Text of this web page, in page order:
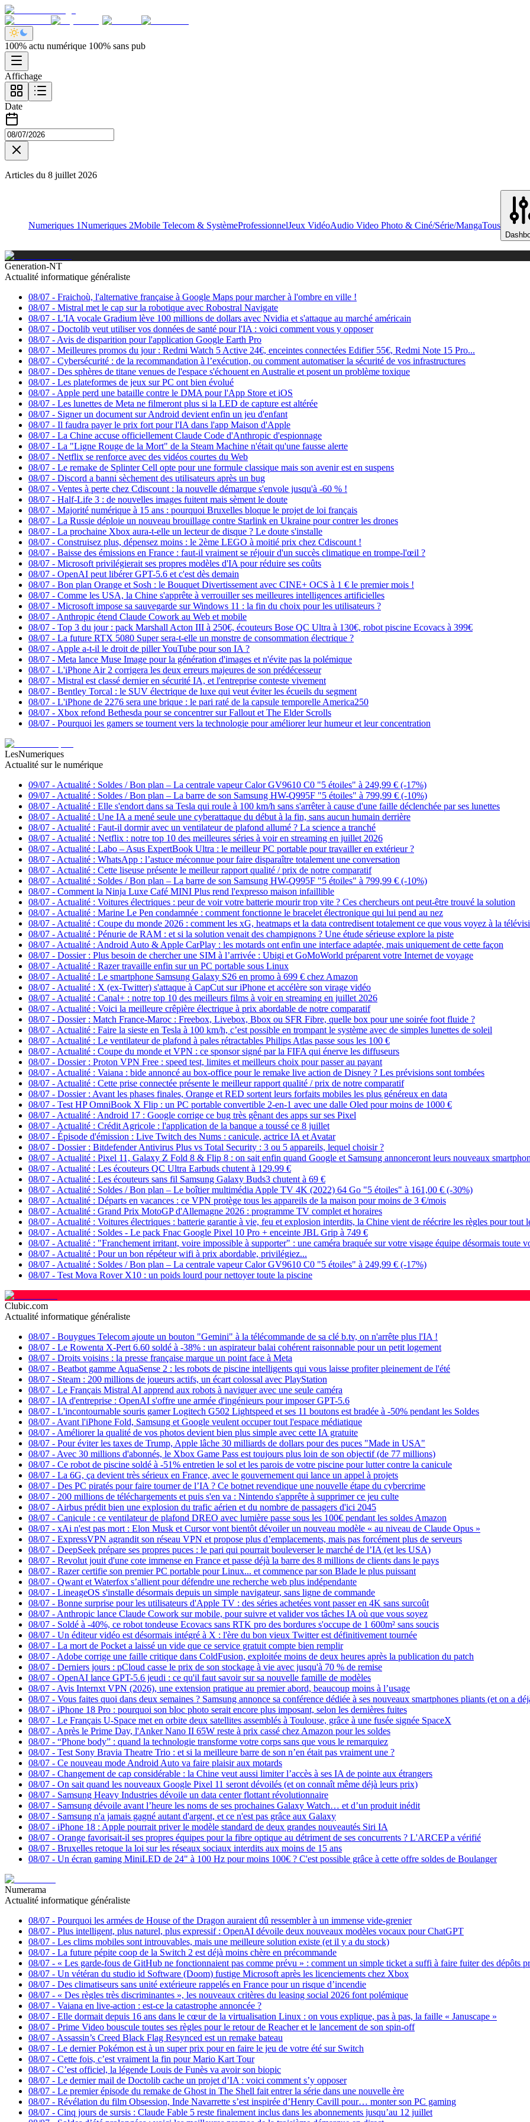
100% actu numérique 100% sans pub
Affichage
Date
Articles du 8 juillet 2026
Numeriques 1Numeriques 2Mobile Telecom & SystèmeProfessionnelJeux VidéoAudio Video Photo & Ciné/Série/MangaTous
Generation-NT
Actualité informatique généraliste
08/07 - Fraichoù, l'alternative française à Google Maps pour marcher à l'ombre en ville !
08/07 - Mistral met le cap sur la robotique avec Robostral Navigate
08/07 - L'IA vocale Gradium lève 100 millions de dollars avec Nvidia et s'attaque au marché américain
08/07 - Doctolib veut utiliser vos données de santé pour l'IA : voici comment vous y opposer
08/07 - Avis de disparition pour l'application Google Earth Pro
08/07 - Meilleures promos du jour : Redmi Watch 5 Active 24€, enceintes connectées Edifier 55€, Redmi Note 15 Pro...
08/07 - Cybersécurité : de la recommandation à l’exécution, ou comment automatiser la sécurité de vos infrastructures
08/07 - Des sphères de titane venues de l'espace s'échouent en Australie et posent un problème toxique
08/07 - Les plateformes de jeux sur PC ont bien évolué
08/07 - Apple perd une bataille contre le DMA pour l'App Store et iOS
08/07 - Les lunettes de Meta ne filmeront plus si la LED de capture est altérée
08/07 - Signer un document sur Android devient enfin un jeu d'enfant
08/07 - Il faudra payer le prix fort pour l'IA dans l'app Maison d'Apple
08/07 - La Chine accuse officiellement Claude Code d'Anthropic d'espionnage
08/07 - La "Ligne Rouge de la Mort" de la Steam Machine n'était qu'une fausse alerte
08/07 - Netflix se renforce avec des vidéos courtes du Web
08/07 - Le remake de Splinter Cell opte pour une formule classique mais son avenir est en suspens
08/07 - Discord a banni sèchement des utilisateurs après un bug
08/07 - Ventes à perte chez Cdiscount : la nouvelle démarque s'envole jusqu'à -60 % !
08/07 - Half-Life 3 : de nouvelles images fuitent mais sèment le doute
08/07 - Majorité numérique à 15 ans : pourquoi Bruxelles bloque le projet de loi français
08/07 - La Russie déploie un nouveau brouillage contre Starlink en Ukraine pour contrer les drones
08/07 - La prochaine Xbox aura-t-elle un lecteur de disque ? Le doute s'installe
08/07 - Construisez plus, dépensez moins : le 2ème LEGO à moitié prix chez Cdiscount !
08/07 - Baisse des émissions en France : faut-il vraiment se réjouir d'un succès climatique en trompe-l'œil ?
08/07 - Microsoft privilégierait ses propres modèles d'IA pour réduire ses coûts
08/07 - OpenAI peut libérer GPT-5.6 et c'est dès demain
08/07 - Bon plan Orange et Sosh : le Bouquet Divertissement avec CINE+ OCS à 1 € le premier mois !
08/07 - Comme les USA, la Chine s'apprête à verrouiller ses meilleures intelligences artificielles
08/07 - Microsoft impose sa sauvegarde sur Windows 11 : la fin du choix pour les utilisateurs ?
08/07 - Anthropic étend Claude Cowork au Web et mobile
08/07 - Top 3 du jour : pack Marshall Acton III à 250€, écouteurs Bose QC Ultra à 130€, robot piscine Ecovacs à 399€
08/07 - La future RTX 5080 Super sera-t-elle un monstre de consommation électrique ?
08/07 - Apple a-t-il le droit de piller YouTube pour son IA ?
08/07 - Meta lance Muse Image pour la génération d'images et n'évite pas la polémique
08/07 - L'iPhone Air 2 corrigera les deux erreurs majeures de son prédécesseur
08/07 - Mistral est classé dernier en sécurité IA, et l'entreprise conteste vivement
08/07 - Bentley Torcal : le SUV électrique de luxe qui veut éviter les écueils du segment
08/07 - L'iPhone de 2276 sera une brique : le pari raté de la capsule temporelle America250
08/07 - Xbox refond Bethesda pour se concentrer sur Fallout et The Elder Scrolls
08/07 - Pourquoi les gamers se tournent vers la technologie pour améliorer leur humeur et leur concentration
LesNumeriques
Actualité sur le numérique
09/07 - Actualité : Soldes / Bon plan – La centrale vapeur Calor GV9610 C0 "5 étoiles" à 249,99 € (-17%)
09/07 - Actualité : Soldes / Bon plan – La barre de son Samsung HW-Q995F "5 étoiles" à 799,99 € (-10%)
08/07 - Actualité : Elle s'endort dans sa Tesla qui roule à 100 km/h sans s'arrêter à cause d'une faille déclenchée par ses lunettes
08/07 - Actualité : Une IA a mené seule une cyberattaque du début à la fin, sans aucun humain derrière
08/07 - Actualité : Faut-il dormir avec un ventilateur de plafond allumé ? La science a tranché
08/07 - Actualité : Netflix : notre top 10 des meilleures séries à voir en streaming en juillet 2026
08/07 - Actualité : Labo – Asus ExpertBook Ultra : le meilleur PC portable pour travailler en extérieur ?
08/07 - Actualité : WhatsApp : l’astuce méconnue pour faire disparaître totalement une conversation
08/07 - Actualité : Cette liseuse présente le meilleur rapport qualité / prix de notre comparatif
08/07 - Actualité : Soldes / Bon plan – La barre de son Samsung HW-Q995F "5 étoiles" à 799,99 € (-10%)
08/07 - Comment la Ninja Luxe Café MINI Plus rend l'expresso maison infaillible
08/07 - Actualité : Voitures électriques : peur de voir votre batterie mourir trop vite ? Ces chercheurs ont peut-être trouvé la solution
08/07 - Actualité : Marine Le Pen condamnée : comment fonctionne le bracelet électronique qui lui pend au nez
08/07 - Actualité : Coupe du monde 2026 : comment les xG, heatmaps et la data contredisent totalement ce que vous voyez à la
08/07 - Actualité : Pénurie de RAM : et si la solution venait des champignons ? Une étude sérieuse explore la piste
08/07 - Actualité : Android Auto & Apple CarPlay : les motards ont enfin une interface adaptée, mais uniquement de cette façon
08/07 - Dossier : Plus besoin de chercher une SIM à l’arrivée : Ubigi et GoMoWorld préparent votre Internet de voyage
08/07 - Actualité : Razer travaille enfin sur un PC portable sous Linux
08/07 - Actualité : Le smartphone Samsung Galaxy S26 en promo à 699 € chez Amazon
08/07 - Actualité : X (ex-Twitter) s'attaque à CapCut sur iPhone et accélère son virage vidéo
08/07 - Actualité : Canal+ : notre top 10 des meilleurs films à voir en streaming en juillet 2026
08/07 - Actualité : Voici la meilleure crêpière électrique à prix abordable de notre comparatif
08/07 - Dossier : Match France-Maroc : Freebox, Livebox, Bbox ou SFR Fibre, quelle box pour une soirée foot fluide ?
08/07 - Actualité : Faire la sieste en Tesla à 100 km/h, c’est possible en trompant le système avec de simples lunettes de soleil
08/07 - Actualité : Le ventilateur de plafond à pales rétractables Philips Atlas passe sous les 100 €
08/07 - Actualité : Coupe du monde et VPN : ce sponsor signé par la FIFA qui énerve les diffuseurs
08/07 - Dossier : Proton VPN Free : speed test, limites et meilleurs choix pour passer au payant
08/07 - Actualité : Vaiana : bide annoncé au box-office pour le remake live action de Disney ? Les prévisions sont tombées
08/07 - Actualité : Cette prise connectée présente le meilleur rapport qualité / prix de notre comparatif
08/07 - Dossier : Avant les phases finales, Orange et RED sortent leurs forfaits mobiles les plus généreux en data
08/07 - Test HP OmniBook X Flip : un PC portable convertible 2-en-1 avec une dalle Oled pour moins de 1000 €
08/07 - Actualité : Android 17 : Google corrige ce bug très gênant des apps sur ses Pixel
08/07 - Actualité : Crédit Agricole : l'application de la banque a toussé ce 8 juillet
08/07 - Épisode d'émission : Live Twitch des Nums : canicule, actrice IA et Avatar
08/07 - Dossier : Bitdefender Antivirus Plus vs Total Security : 3 ou 5 appareils, lequel choisir ?
08/07 - Actualité : Pixel 11, Galaxy Z Fold 8 & Flip 8 : on sait enfin quand Google et Samsung annonceront leurs nouveaux
08/07 - Actualité : Les écouteurs QC Ultra Earbuds chutent à 129.99 €
08/07 - Actualité : Les écouteurs sans fil Samsung Galaxy Buds3 chutent à 69 €
08/07 - Actualité : Soldes / Bon plan – Le boîtier multimédia Apple TV 4K (2022) 64 Go "5 étoiles" à 161,00 € (-30%)
08/07 - Actualité : Départs en vacances : ce VPN protège tous les appareils de la maison pour moins de 3 €/mois
08/07 - Actualité : Grand Prix MotoGP d'Allemagne 2026 : programme TV complet et horaires
08/07 - Actualité : Voitures électriques : batterie garantie à vie, feu et explosion interdits, la Chine vient de réécrire les règles pour tout
08/07 - Actualité : Soldes - Le pack Fnac Google Pixel 10 Pro + enceinte JBL Grip à 749 €
08/07 - Actualité : "Franchement irritant, voire impossible à supporter" : une caméra braquée sur votre visage équipe désormais toute
08/07 - Actualité : Pour un bon répéteur wifi à prix abordable, privilégiez...
08/07 - Actualité : Soldes / Bon plan – La centrale vapeur Calor GV9610 C0 "5 étoiles" à 249,99 € (-17%)
08/07 - Test Mova Rover X10 : un poids lourd pour nettoyer toute la piscine
Clubic.com
Actualité informatique généraliste
08/07 - Bouygues Telecom ajoute un bouton "Gemini" à la télécommande de sa clé b.tv, on n'arrête plus l'IA !
08/07 - Le Rowenta X-Pert 6.60 soldé à -38% : un aspirateur balai cohérent raisonnable pour un petit logement
08/07 - Droits voisins : la presse française marque un point face à Meta
08/07 - Beatbot gamme AquaSense 2 : les robots de piscine intelligents qui vous laisse profiter pleinement de l'été
08/07 - Steam : 200 millions de joueurs actifs, un écart colossal avec PlayStation
08/07 - Le Français Mistral AI apprend aux robots à naviguer avec une seule caméra
08/07 - IA d'entreprise : OpenAI s'offre une armée d'ingénieurs pour imposer GPT-5.6
08/07 - L'incontournable souris gamer Logitech G502 Lightspeed et ses 11 boutons est bradée à -50% pendant les Soldes
08/07 - Avant l'iPhone Fold, Samsung et Google veulent occuper tout l'espace médiatique
08/07 - Améliorer la qualité de vos photos devient bien plus simple avec cette IA gratuite
08/07 - Pour éviter les taxes de Trump, Apple lâche 30 milliards de dollars pour des puces "Made in USA"
08/07 - Avec 30 millions d'abonnés, le Xbox Game Pass est toujours plus loin de son objectif (de 77 millions)
08/07 - Ce robot de piscine soldé à -51% entretien le sol et les parois de votre piscine pour lutter contre la canicule
08/07 - La 6G, ça devient très sérieux en France, avec le gouvernement qui lance un appel à projets
08/07 - Des PC piratés pour faire tourner de l’IA ? Ce botnet revendique une nouvelle étape du cybercrime
08/07 - 200 millions de téléchargements et puis s'en va : Nintendo s'apprête à supprimer ce jeu culte
08/07 - Airbus prédit bien une explosion du trafic aérien et du nombre de passagers d'ici 2045
08/07 - Canicule : ce ventilateur de plafond DREO avec lumière passe sous les 100€ pendant les soldes Amazon
08/07 - xAi n'est pas mort : Elon Musk et Cursor vont bientôt dévoiler un nouveau modèle « au niveau de Claude Opus »
08/07 - ExpressVPN agrandit son réseau VPN et propose plus d’emplacements, mais pas forcément plus de serveurs
08/07 - DeepSeek prépare ses propres puces : le pari qui pourrait bouleverser le marché de l’IA (et les USA)
08/07 - Revolut jouit d'une cote immense en France et passe déjà la barre des 8 millions de clients dans le pays
08/07 - Razer certifie son premier PC portable pour Linux... et commence par son Blade le plus puissant
08/07 - Qwant et Waterfox s’allient pour défendre une recherche web plus indépendante
08/07 - LineageOS s'installe désormais depuis un simple navigateur, sans ligne de commande
08/07 - Bonne surprise pour les utilisateurs d'Apple TV : des séries achetées vont passer en 4K sans surcoût
08/07 - Anthropic lance Claude Cowork sur mobile, pour suivre et valider vos tâches IA où que vous soyez
08/07 - Soldé à -40%, ce robot tondeuse Ecovacs sans RTK pro des bordures s'occupe de 1 600m² sans soucis
08/07 - Un éditeur vidéo est désormais intégré à X : l'ère du bon vieux Twitter est définitivement tournée
08/07 - La mort de Pocket a laissé un vide que ce service gratuit compte bien remplir
08/07 - Adobe corrige une faille critique dans ColdFusion, exploitée moins de deux heures après la publication du patch
08/07 - Derniers jours : pCloud casse le prix de son stockage à vie avec jusqu'à 70 % de remise
08/07 - OpenAI lance GPT-5.6 jeudi : ce qu'il faut savoir sur sa nouvelle famille de modèles
08/07 - Avis Internxt VPN (2026), une extension pratique au premier abord, beaucoup moins à l’usage
08/07 - Vous faites quoi dans deux semaines ? Samsung annonce sa conférence dédiée à ses nouveaux smartphones pliants (et on a
08/07 - iPhone 18 Pro : pourquoi son bloc photo serait encore plus imposant, selon les dernières fuites
08/07 - Le Français U-Space met en orbite deux satellites assemblés à Toulouse, grâce à une fusée signée SpaceX
08/07 - Après le Prime Day, l'Anker Nano II 65W reste à prix cassé chez Amazon pour les soldes
08/07 - “Phone body” : quand la technologie transforme votre corps sans que vous le remarquiez
08/07 - Test Sony Bravia Theatre Trio : et si la meilleure barre de son n’en était pas vraiment une ?
08/07 - Ce nouveau mode Android Auto va faire plaisir aux motards
08/07 - Changement de cap considérable : la Chine veut aussi limiter l’accès à ses IA de pointe aux étrangers
08/07 - On sait quand les nouveaux Google Pixel 11 seront dévoilés (et on connaît même déjà leurs prix)
08/07 - Samsung Heavy Industries dévoile un data center flottant révolutionnaire
08/07 - Samsung dévoile avant l’heure les noms de ses prochaines Galaxy Watch… et d’un produit inédit
08/07 - Samsung n'a jamais gagné autant d'argent, et ce n'est pas grâce aux Galaxy
08/07 - iPhone 18 : Apple pourrait priver le modèle standard de deux grandes nouveautés Siri IA
08/07 - Orange favorisait-il ses propres équipes pour la fibre optique au détriment de ses concurrents ? L'ARCEP a vérifié
08/07 - Bruxelles retoque la loi sur les réseaux sociaux interdits aux moins de 15 ans
08/07 - Un écran gaming MiniLED de 24" à 100 Hz pour moins 100€ ? C'est possible grâce à cette offre soldes de Boulanger
Numerama
Actualité informatique généraliste
08/07 - Pourquoi les armées de House of the Dragon auraient dû ressembler à un immense vide-grenier
08/07 - Plus intelligent, plus naturel, plus expressif : OpenAI dévoile deux nouveaux modèles vocaux pour ChatGPT
08/07 - Les clims mobiles sont introuvables, mais une meilleure solution existe (et il y a du stock)
08/07 - La future pépite coop de la Switch 2 est déjà moins chère en précommande
08/07 - « Les garde-fous de GitHub ne fonctionnaient pas comme prévu » : comment un simple ticket a suffi à faire fuiter des dépôts
08/07 - Un vétéran du studio id Software (Doom) fustige Microsoft après les licenciements chez Xbox
08/07 - Des climatiseurs sans unité extérieure rappelés en France pour un risque d’incendie
08/07 - « Des règles très discriminantes », les nouveaux critères du leasing social 2026 font polémique
08/07 - Vaiana en live-action : est-ce la catastrophe annoncée ?
08/07 - Elle dormait depuis 16 ans dans le cœur de la virtualisation Linux : on vous explique, pas à pas, la faille « Januscape »
08/07 - Prime Video bouscule toutes ses règles pour le retour de Reacher et le lancement de son spin-off
08/07 - Assassin’s Creed Black Flag Resynced est un remake bateau
08/07 - Le dernier Pokémon est à un super prix pour en faire le jeu de votre été sur Switch
08/07 - Cette fois, c’est vraiment la fin pour Mario Kart Tour
08/07 - C’est officiel, la légende Louis de Funès va avoir son biopic
08/07 - Le dernier mail de Doctolib cache un projet d’IA : voici comment s’y opposer
08/07 - Le premier épisode du remake de Ghost in The Shell fait entrer la série dans une nouvelle ère
08/07 - Révélation du film Obsession, Inde Navarrette s’est inspirée d’Henry Cavill pour… monter son PC gaming
08/07 - Cinq jours de sursis : Claude Fable 5 reste finalement inclus dans les abonnements jusqu’au 12 juillet